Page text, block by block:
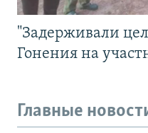
"Задерживали
Гонения на
Главные